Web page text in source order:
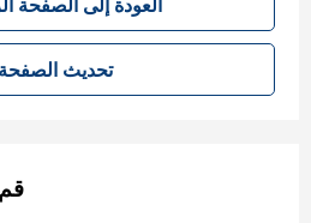
تحديث الصفحة